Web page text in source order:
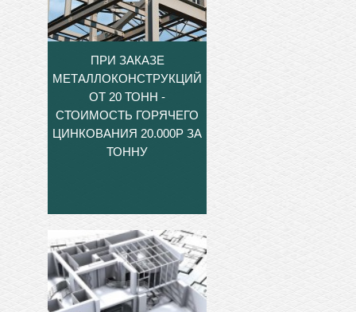
ПРИ ЗАКАЗЕ
МЕТАЛЛОКОНСТРУКЦИЙ
ОТ 20 ТОНН -
СТОИМОСТЬ ГОРЯЧЕГО
ЦИНКОВАНИЯ 20.000Р ЗА
ТОННУ